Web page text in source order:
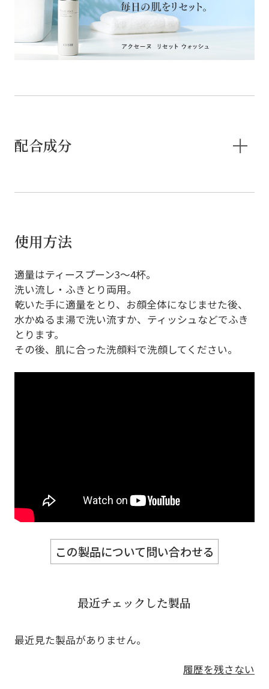
配合成分
使用方法
適量はティースプーン3～4杯。
洗い流し・ふきとり両用。
乾いた手に適量をとり、お顔全体になじませた後、
水かぬるま湯で洗い流すか、ティッシュなどでふき
とります。
その後、肌に合った洗顔料で洗顔してください。
この製品について問い合わせる
最近チェックした製品
最近見た製品がありません。
履歴を残さない